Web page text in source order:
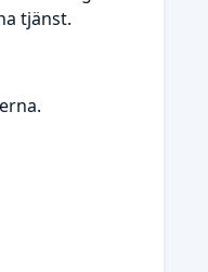
tjänst.